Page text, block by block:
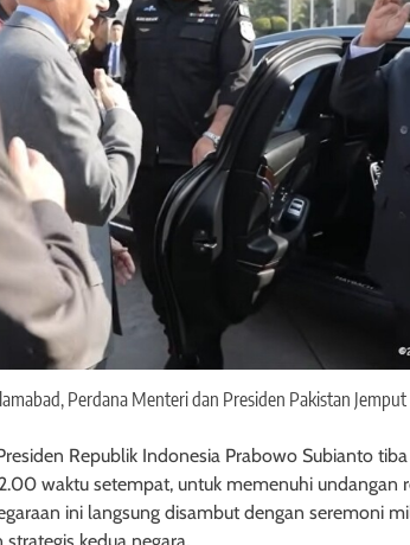
Perdana Menteri dan Presiden Pakistan
Republik Indonesia Prabowo Subianto
waktu setempat, untuk memenuhi undangan
ini langsung disambut dengan seremoni